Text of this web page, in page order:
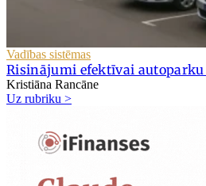
Vadības sistēmas
Risinājumi efektīvai
Kristiāna Rancāne
Uz rubriku >